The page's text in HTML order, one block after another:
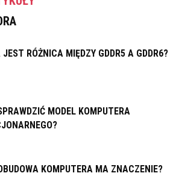
RÓŻNICA MIĘDZY GDDR5 A GDDR6?
MODEL KOMPUTERA
KOMPUTERA MA ZNACZENIE?